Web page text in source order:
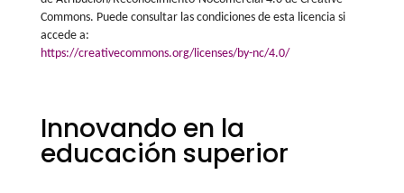
Commons. Puede consultar las condiciones de esta licencia si
accede a:
https://creativecommons.org/licenses/by-nc/4.0/
Innovando en la
educación superior